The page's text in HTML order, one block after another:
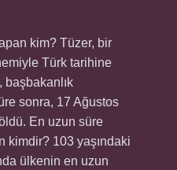
kim? Tüzer, bir
Türk tarihine
başbakanlık
sonra, 17 Ağustos
En uzun süre
kimdir? 103 yaşındaki
ülkenin en uzun